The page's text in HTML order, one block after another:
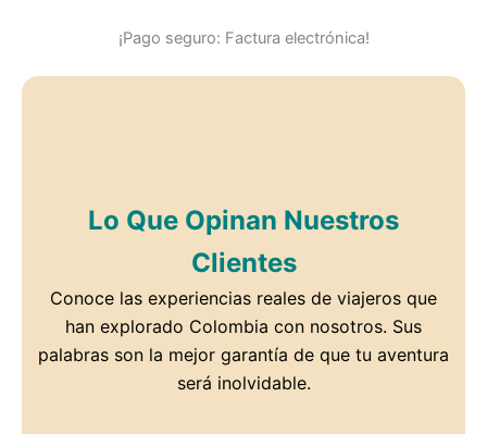
¡Pago seguro: Factura electrónica!
Lo Que Opinan Nuestros
Clientes
Conoce las experiencias reales de viajeros que
han explorado Colombia con nosotros. Sus
palabras son la mejor garantía de que tu aventura
será inolvidable.